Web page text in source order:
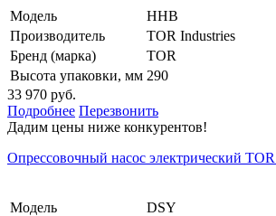
Модель
HHB
Производитель
TOR Industries
Бренд (марка)
TOR
Высота упаковки, мм 290
33 970 руб.
Подробнее Перезвонить
Дадим цены ниже конкурентов!
Опрессовочный насос электрический
Модель
DSY